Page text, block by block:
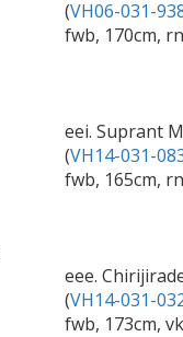
(VH06-031-
fwb, 170cm, rn
eei. Suprant
(VH14-031-
fwb, 165cm, rn
eee.
(VH14-031-
fwb, 173cm,